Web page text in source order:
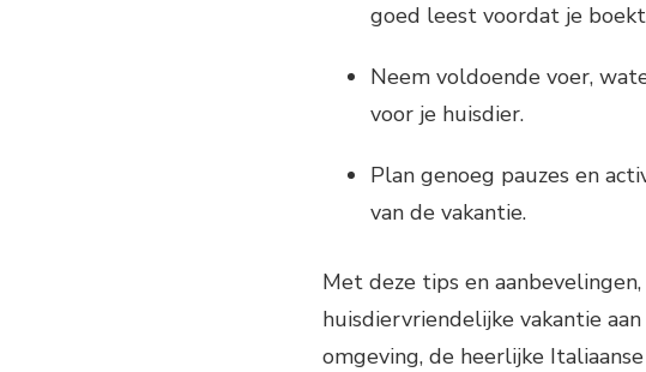
goed leest voordat je
Neem voldoende voer,
voor je huisdier.
Plan genoeg pauzes en
van de vakantie.
Met deze tips en
huisdiervriendelijke vakantie
omgeving, de heerlijke